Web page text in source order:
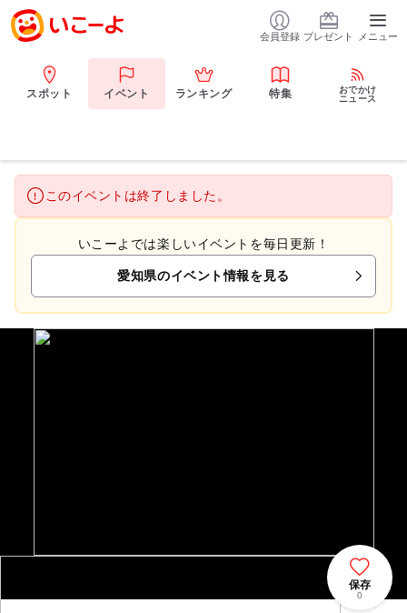
会員登録 プレゼント メニュー
スポット イベント ランキング 特集
おでかけ
ニュース
このイベントは終了しました。
いこーよでは楽しいイベントを毎日更新！
愛知県のイベント情報を見る
保存
0